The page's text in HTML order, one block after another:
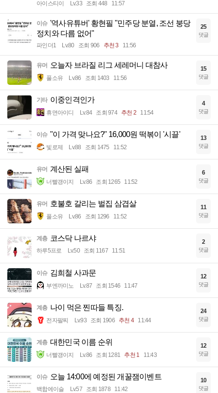
아이스티이 Lv.33 조회 448 11:57
이슈 '역사유튜버' 황현필 "민주당 분열, 조선 붕당
정치와 다름 없어"
파인더1 Lv.80 조회 906 추천 3 11:56
25
댓글
유머 오늘자 브라질 리그 세레머니 대참사
풀소유 Lv.86 조회 1403 11:56
15
댓글
기타 이중인격인가
휴면아이디 Lv.84 조회 974 추천 2 11:54
4
댓글
이슈 "이 가격 맞나요?" 16,000원 떡볶이 '시끌'
빛로제 Lv.88 조회 1475 11:52
13
댓글
유머 계산된 실패
너빨갱이지 Lv.86 조회 1265 11:52
6
댓글
유머 호불호 갈리는 벌집 삼겹살
풀소유 Lv.86 조회 1296 11:52
11
댓글
계층 코스닥 나르샤
하루5프로 Lv.50 조회 1167 11:51
2
댓글
이슈 김희철 사과문
부엔까미노 Lv.87 조회 1546 11:47
12
댓글
계층 나이 먹은 찐따들 특징.
전자팔찌 Lv.93 조회 1906 추천 4 11:44
24
댓글
계층 대한민국 이름 순위
너빨갱이지 Lv.86 조회 1281 추천 1 11:43
12
댓글
이슈 오늘 14:00에 예정된 개꿀잼이벤트
백합에이슬 Lv.57 조회 1878 11:42
10
댓글